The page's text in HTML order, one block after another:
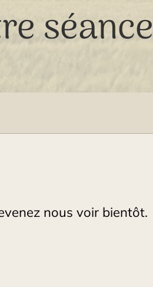
séance
nous voir bientôt.